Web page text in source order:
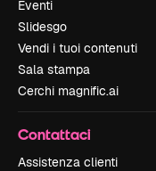
Eventi
Slidesgo
Vendi i tuoi contenuti
Sala stampa
Cerchi magnific.ai
Contattaci
Assistenza clienti